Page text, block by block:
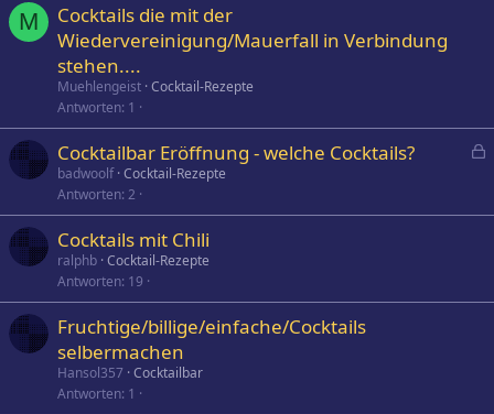
M
Cocktails die mit der
Wiedervereinigung/Mauerfall in Verbindung
stehen....
Muehlengeist Cocktail-Rezepte
Antworten 1
p
Cocktailbar Eröffnung - welche Cocktails?
badwoolf Cocktail-Rezepte
Antworten 2
Cocktails mit Chili
ralphb Cocktail-Rezepte
Antworten 19
Fruchtige/billige/einfache/Cocktails
selbermachen
Hansol357 Cocktailbar
Antworten 1